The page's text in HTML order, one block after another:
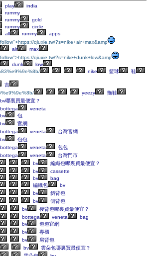
play
india
rummy
rummy
gold
rummy
circle
all rummy
apps
qiuxie.tw/?s=nike+air+max&amp
air
max
qiuxie.tw/?s=nike+dunk+low&amp
dunk
low
nike 籃球 鞋
吉
yeezy
拖鞋
bv哪裏買最便宜？
bottega
veneta
bv
包
bv
官網
bottega veneta
台灣官網
bv
包包
bottega veneta
包包
bottega veneta
台灣門市
bv
編織包哪裏買最便宜？
bv
cassette
bv
bag
編織包
bv
bv
斜背包
bv
側背包
bv
後背包哪裏買最便宜？
bottega veneta
bag
bv
包包官網
bv
專櫃
bv
肩背包
bv
雲朵包哪裏買最便宜？